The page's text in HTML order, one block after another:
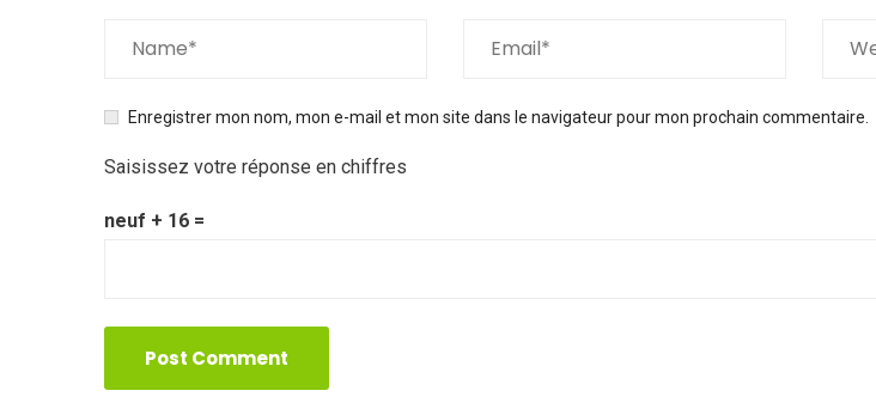
Enregistrer mon nom, mon e-mail et mon site dans le navigateur pour mon prochain commentaire.
Saisissez votre réponse en chiffres
neuf + 16 =